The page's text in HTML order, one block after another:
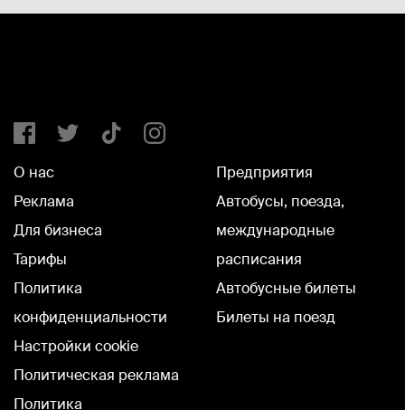
О нас
Реклама
Для бизнеса
Тарифы
Политика
конфиденциальности
Настройки cookie
Политическая реклама
Политика
Предприятия
Автобусы, поезда,
международные
расписания
Автобусные билеты
Билеты на поезд